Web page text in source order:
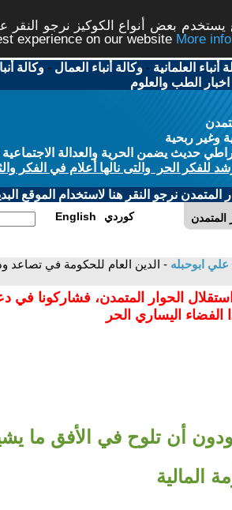
بعض أنواع الكوكيز نرجو
experience on our website
أنباء العلمانية -وكالة أنباء العمال -وكالة
اخبار الطب والعلوم
وغير ربحية
حديث يضمن الحرية والعدالة الاجتماعية
للفكر الحر والتى نالها أعلام في الفكر
نرجو النقر هنا لاستخدام الموقع
المتمدن English كوردي
علي ابوحبله - الدين العام للحكومة في تصاعد
الحوار المتمدن، فشاركونا في
الفضاء اليساري الحر
أن تلوح في الأفق ما
المالية